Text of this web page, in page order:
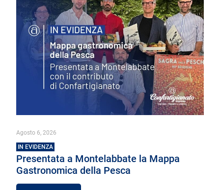
Agosto 6, 2026
IN EVIDENZA
Presentata a Montelabbate la Mappa
Gastronomica della Pesca